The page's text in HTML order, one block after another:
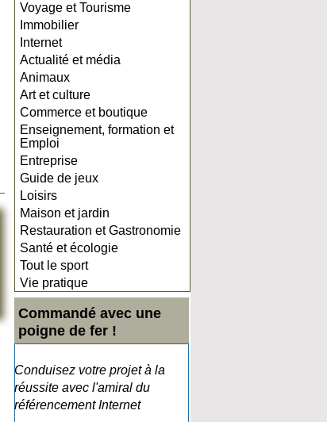
Voyage et Tourisme
Immobilier
Internet
Actualité et média
Animaux
Art et culture
Commerce et boutique
Enseignement, formation et
Emploi
Entreprise
Guide de jeux
Loisirs
Maison et jardin
Restauration et Gastronomie
Santé et écologie
Tout le sport
Vie pratique
Commandé avec une
poigne de fer !
Conduisez votre projet à la
réussite avec l'amiral du
référencement Internet